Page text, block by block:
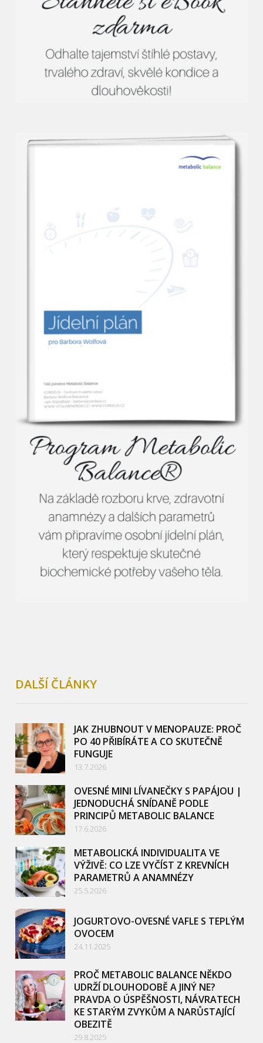
DALŠÍ ČLÁNKY
JAK ZHUBNOUT V MENOPAUZE: PROČ
PO 40 PŘIBÍRÁTE A CO SKUTEČNĚ
FUNGUJE
13.7.2026
OVESNÉ MINI LÍVANEČKY S PAPÁJOU |
JEDNODUCHÁ SNÍDANĚ PODLE
PRINCIPŮ METABOLIC BALANCE
17.6.2026
METABOLICKÁ INDIVIDUALITA VE
VÝŽIVĚ: CO LZE VYČÍST Z KREVNÍCH
PARAMETRŮ A ANAMNÉZY
25.5.2026
JOGURTOVO-OVESNÉ VAFLE S TEPLÝM
OVOCEM
24.11.2025
PROČ METABOLIC BALANCE NĚKDO
UDRŽÍ DLOUHODOBĚ A JINÝ NE?
PRAVDA O ÚSPĚŠNOSTI, NÁVRATECH
KE STARÝM ZVYKŮM A NARŮSTAJÍCÍ
OBEZITĚ
29.8.2025